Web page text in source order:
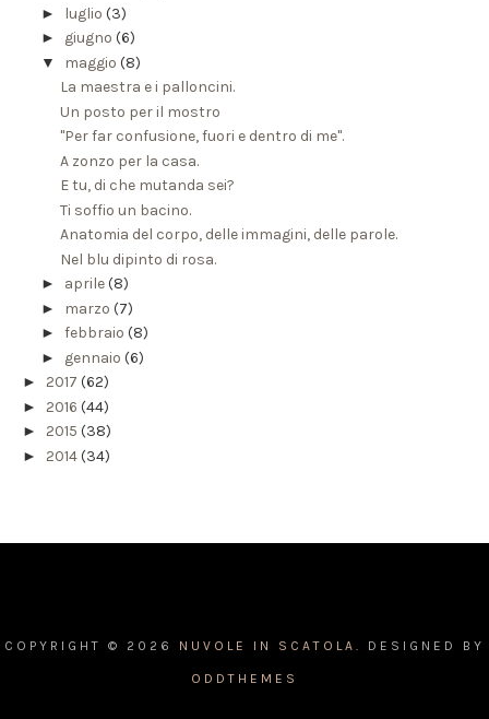
► luglio (3)
► giugno (6)
▼ maggio (8)
La maestra e i palloncini.
Un posto per il mostro
"Per far confusione, fuori e dentro di me".
A zonzo per la casa.
E tu, di che mutanda sei?
Ti soffio un bacino.
Anatomia del corpo, delle immagini, delle parole.
Nel blu dipinto di rosa.
► aprile(8)
► marzo (7)
► febbraio (8)
► gennaio (6)
► 2017 (62)
► 2016 (44)
► 2015 (38)
► 2014(34)
COPYRIGHT © 2026 NUVOLE IN SCATOLA. DESIGNED BY
ODDTHEMES